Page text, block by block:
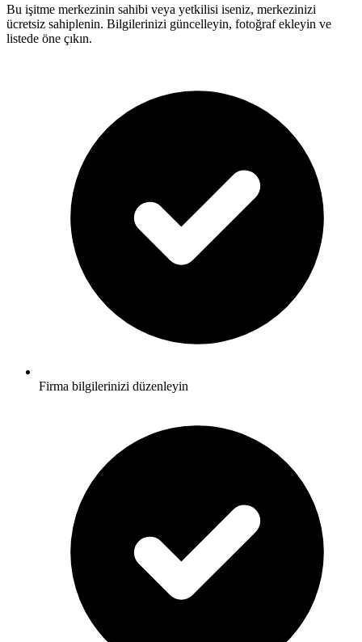
Bu işitme merkezinin sahibi veya yetkilisi iseniz, merkezinizi
ücretsiz sahiplenin. Bilgilerinizi güncelleyin, fotoğraf ekleyin ve
listede öne çıkın.
Firma bilgilerinizi düzenleyin